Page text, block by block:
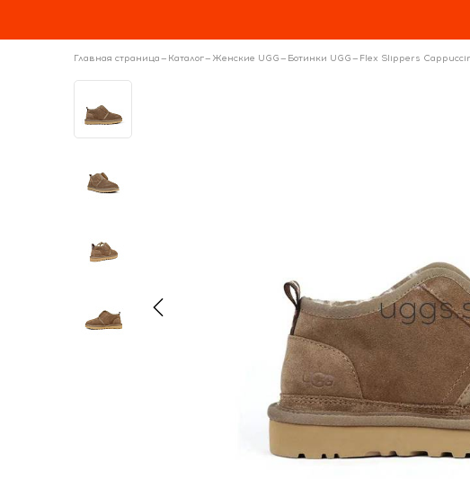
Главная страница— Каталог— Женские UGG— Ботинки UGG— Flex Slippers